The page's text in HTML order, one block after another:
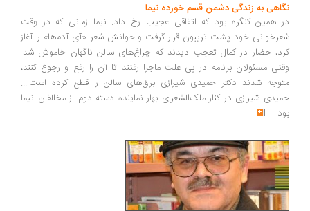
نگاهی به زندگی دشمن قسم خورده نیما
در همین کنگره بود که اتفاقی عجیب رخ داد. نیما زمانی که در وقت
شعرخوانی خود پشت تریبون قرار گرفت و خوانش شعر «آی آدم‌ها» را آغاز
کرد، حضار در کمال تعجب دیدند که چراغ‌های سالن ناگهان خاموش شد.
وقتی مسئولان برنامه در پی علت ماجرا رفتند تا آن را رفع و رجوع کنند،
متوجه شدند دکتر حمیدی شیرازی برق‌های سالن را قطع کرده است!...
حمیدی شیرازی در کنار ملک‌الشعرای بهار نماینده دسته دوم از مخالفان نیما
بود ...